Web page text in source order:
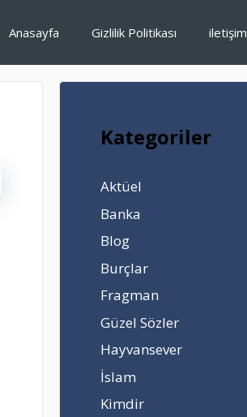
Anasayfa Gizlilik Politikası iletişim
Kategoriler
Aktüel
Banka
Blog
Burçlar
Fragman
Güzel Sözler
Hayvansever
İslam
Kimdir